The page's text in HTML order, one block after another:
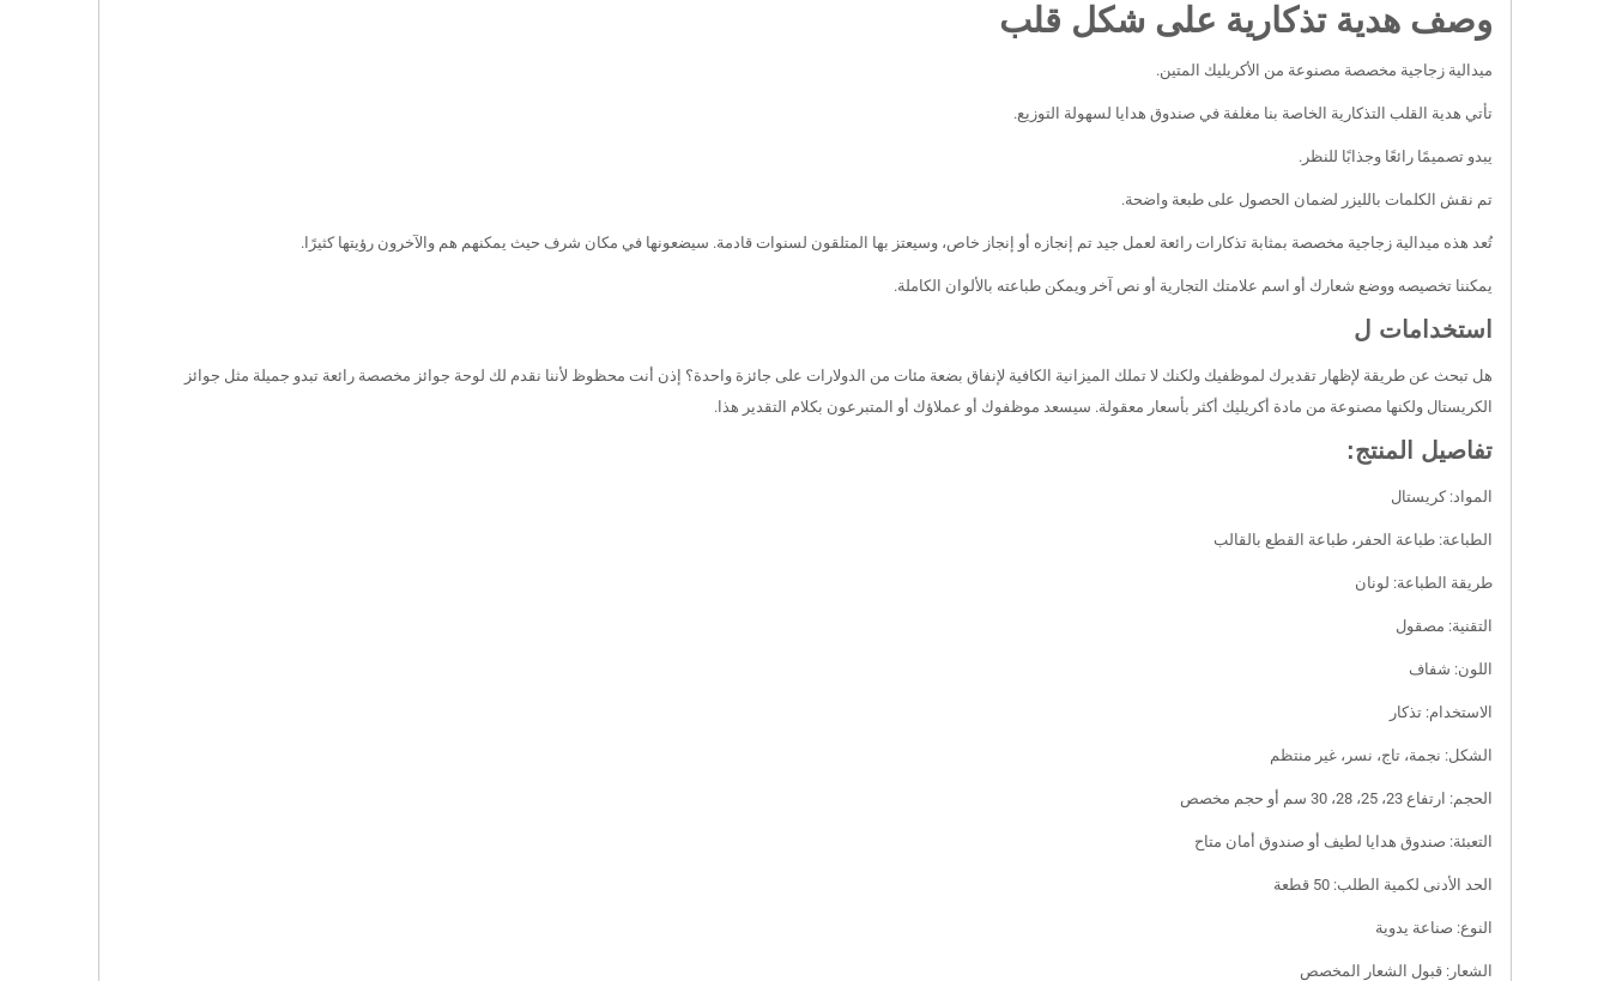
وصف هدية تذكارية على شكل قلب
ميدالية زجاجية مخصصة مصنوعة من الأكريليك المتين.
تأتي هدية القلب التذكارية الخاصة بنا مغلفة في صندوق هدايا لسهولة التوزيع.
يبدو تصميمًا رائعًا وجذابًا للنظر.
تم نقش الكلمات بالليزر لضمان الحصول على طبعة واضحة.
تُعد هذه ميدالية زجاجية مخصصة بمثابة تذكارات رائعة لعمل جيد تم إنجازه أو إنجاز خاص، وسيعتز بها المتلقون لسنوات قادمة. سيضعونها في مكان شرف حيث يمكنهم هم والآخرون رؤيتها كثيرًا.
يمكننا تخصيصه ووضع شعارك أو اسم علامتك التجارية أو نص آخر ويمكن طباعته بالألوان الكاملة.
استخدامات ل
هل تبحث عن طريقة لإظهار تقديرك لموظفيك ولكنك لا تملك الميزانية الكافية لإنفاق بضعة مئات من الدولارات على جائزة واحدة؟ إذن أنت محظوظ لأننا نقدم لك لوحة جوائز مخصصة رائعة تبدو جميلة مثل جوائز
الكريستال ولكنها مصنوعة من مادة أكريليك أكثر بأسعار معقولة. سيسعد موظفوك أو عملاؤك أو المتبرعون بكلام التقدير هذا.
تفاصيل المنتج:
المواد: كريستال
الطباعة: طباعة الحفر، طباعة القطع بالقالب
طريقة الطباعة: لونان
التقنية: مصقول
اللون: شفاف
الاستخدام: تذكار
الشكل: نجمة، تاج، نسر، غير منتظم
الحجم: ارتفاع 23، 25، 28، 30 سم أو حجم مخصص
التعبئة: صندوق هدايا لطيف أو صندوق أمان متاح
الحد الأدنى لكمية الطلب: 50 قطعة
النوع: صناعة يدوية
الشعار: قبول الشعار المخصص